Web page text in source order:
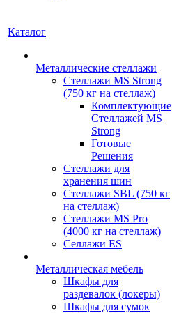
Каталог
Металлические стеллажи
Стеллажи MS Strong
(750 кг на стеллаж)
Комплектующие
Стеллажей MS
Strong
Готовые
Решения
Стеллажи для
хранения шин
Стеллажи SBL (750 кг
на стеллаж)
Стеллажи MS Pro
(4000 кг на стеллаж)
Селлажи ES
Металлическая мебель
Шкафы для
раздевалок (локеры)
Шкафы для сумок